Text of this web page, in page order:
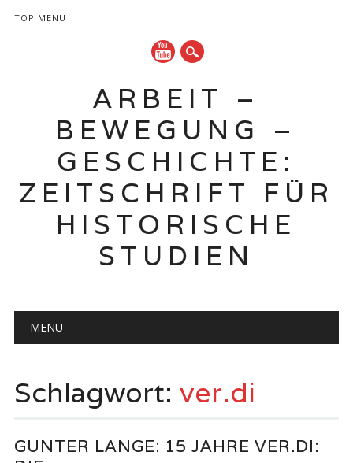
TOP MENU
ARBEIT –
BEWEGUNG –
GESCHICHTE:
ZEITSCHRIFT FÜR
HISTORISCHE
STUDIEN
Hauptmenü
MENU
Schlagwort: ver.di
GUNTER LANGE: 15 JAHRE VER.DI: